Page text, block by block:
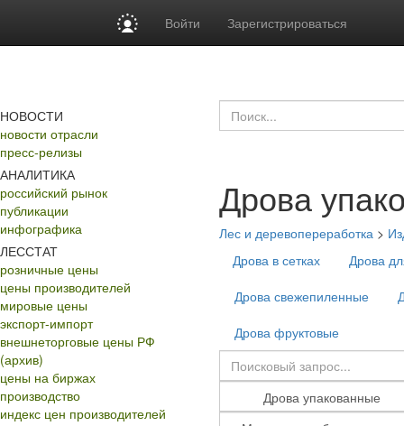
Войти Зарегистрироваться
НОВОСТИ
новости отрасли
пресс-релизы
АНАЛИТИКА
российский рынок
публикации
инфографика
ЛЕССТАТ
розничные цены
цены производителей
мировые цены
экспорт-импорт
внешнеторговые цены РФ
(архив)
цены на биржах
производство
индекс цен производителей
Дрова
Лес и деревопереработка >
Дрова в сетках
Дрова
Дрова свежепиленные
Дрова фруктовые